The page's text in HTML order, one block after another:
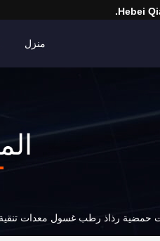
Hebei
منزل
حمضية رذاذ رطب غسول معدات تنقية